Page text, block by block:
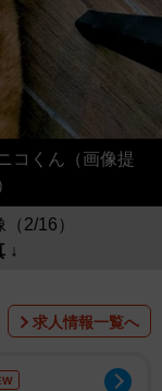
コくん（画像提
2/16）
↓
求人情報一覧へ